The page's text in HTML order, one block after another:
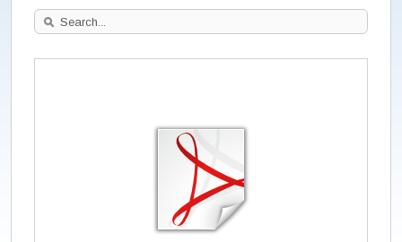
Search
Site